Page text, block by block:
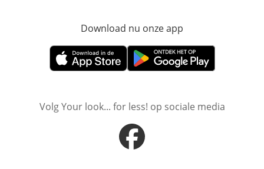
Download nu onze app
Opent in nieuw vensterOpent in nieuw venster
Volg Your look... for less! op sociale media
Opent in nieuw venster